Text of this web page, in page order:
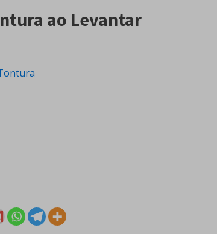
ao Levantar